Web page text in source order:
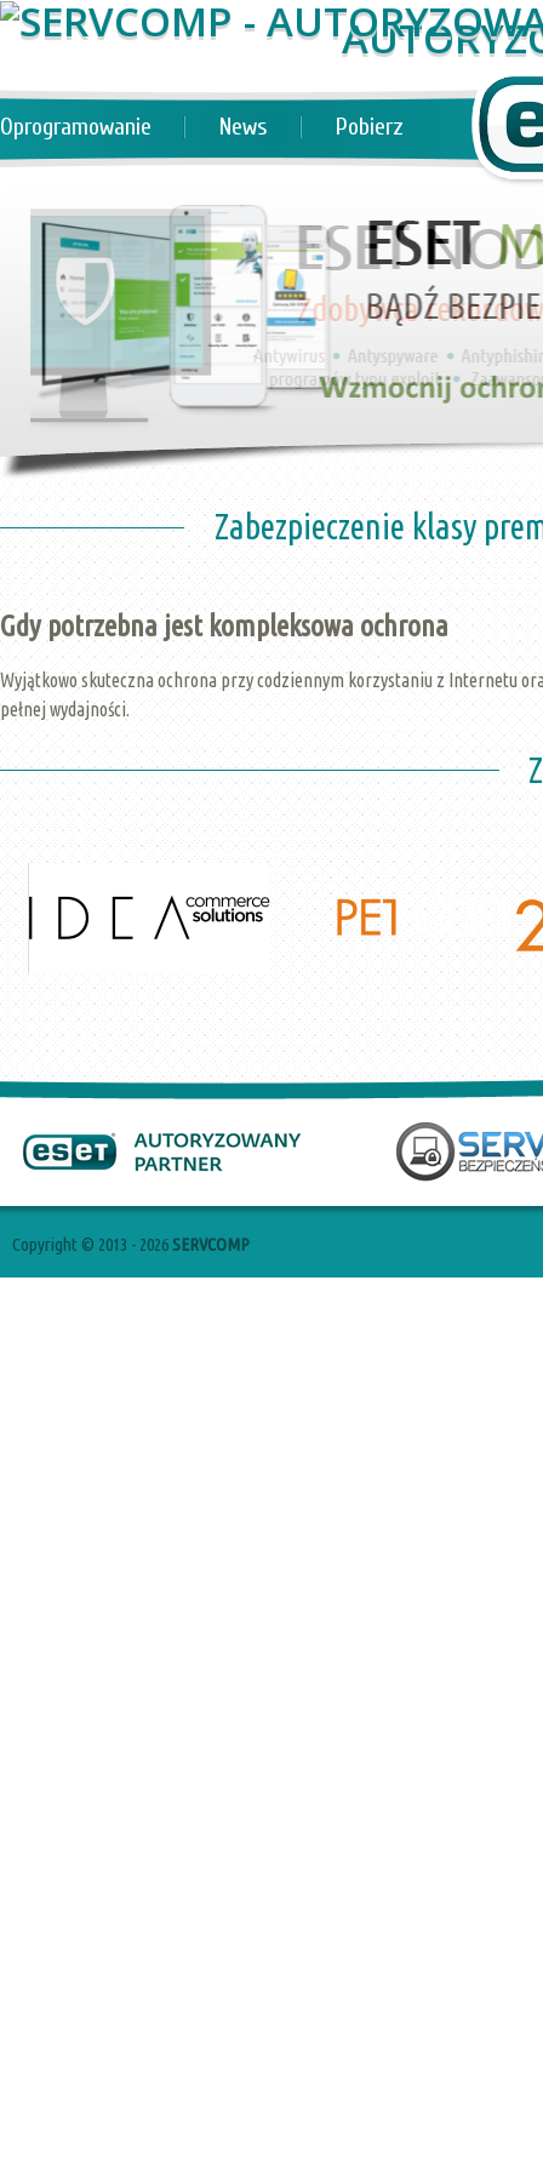
Oprogramowanie News Pobierz
Zabezpieczenie klasy
Gdy potrzebna jest kompleksowa ochrona
Wyjątkowo skuteczna ochrona przy codziennym korzystaniu z Internetu
pełnej wydajności.
Copyright © 2013 - 2026 SERVCOMP